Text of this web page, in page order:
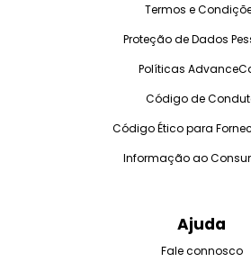
Termos e
Proteção de Dados
Políticas
Código de
Código Ético para
Informação ao
Ajuda
Fale connosco